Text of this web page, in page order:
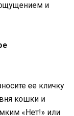
и
ее кличку
кошки и
«Нет!» или